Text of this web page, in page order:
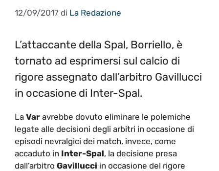
12/09/2017 di La Redazione
L’attaccante della Spal, Borriello, è
tornato ad esprimersi sul calcio di
rigore assegnato dall’arbitro Gavillucci
in occasione di Inter-Spal.
La Var avrebbe dovuto eliminare le polemiche
legate alle decisioni degli arbitri in occasione di
episodi nevralgici dei match, invece, come
accaduto in Inter-Spal, la decisione presa
dall’arbitro Gavillucci in occasione del rigore